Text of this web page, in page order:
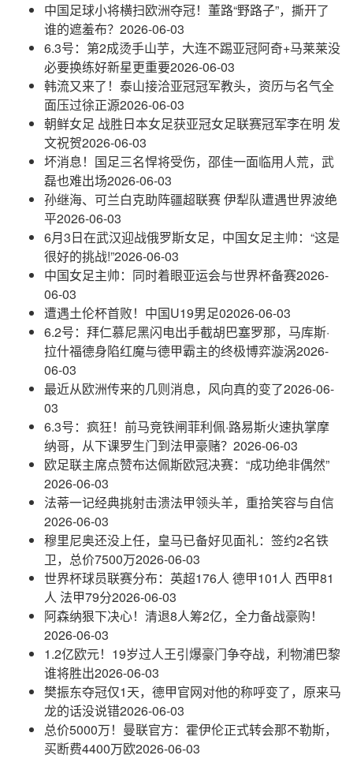
中国足球小将横扫欧洲夺冠！董路“野路子”，撕开了
谁的遮羞布？ 2026-06-03
6.3号：第2成烫手山芋，大连不踢亚冠阿奇+马莱莱没
必要换练好新星更重要2026-06-03
韩流又来了！泰山接洽亚冠冠军教头，资历与名气全
面压过徐正源2026-06-03
朝鲜女足 战胜日本女足获亚冠女足联赛冠军李在明 发
文祝贺2026-06-03
坏消息！国足三名悍将受伤，邵佳一面临用人荒，武
磊也难出场2026-06-03
孙继海、可兰白克助阵疆超联赛 伊犁队遭遇世界波绝
平2026-06-03
6月3日在武汉迎战俄罗斯女足，中国女足主帅：“这是
很好的挑战!”2026-06-03
中国女足主帅：同时着眼亚运会与世界杯备赛2026-
06-03
遭遇土伦杯首败！中国U19男足02026-06-03
6.2号：拜仁慕尼黑闪电出手截胡巴塞罗那，马库斯·
拉什福德身陷红魔与德甲霸主的终极博弈漩涡2026-
06-03
最近从欧洲传来的几则消息，风向真的变了2026-06-
03
6.3号：疯狂！前马竞铁闸菲利佩·路易斯火速执掌摩
纳哥，从下课罗生门到法甲豪赌？ 2026-06-03
欧足联主席点赞布达佩斯欧冠决赛：“成功绝非偶然”
2026-06-03
法蒂一记经典挑射击溃法甲领头羊，重拾笑容与自信
2026-06-03
穆里尼奥还没上任，皇马已备好见面礼：签约2名铁
卫，总价7500万2026-06-03
世界杯球员联赛分布：英超176人 德甲101人 西甲81
人 法甲79分2026-06-03
阿森纳狠下决心！清退8人筹2亿，全力备战豪购！
2026-06-03
1.2亿欧元！19岁过人王引爆豪门争夺战，利物浦巴黎
谁将胜出2026-06-03
樊振东夺冠仅1天，德甲官网对他的称呼变了，原来马
龙的话没说错2026-06-03
总价5000万！曼联官方：霍伊伦正式转会那不勒斯，
买断费4400万欧2026-06-03